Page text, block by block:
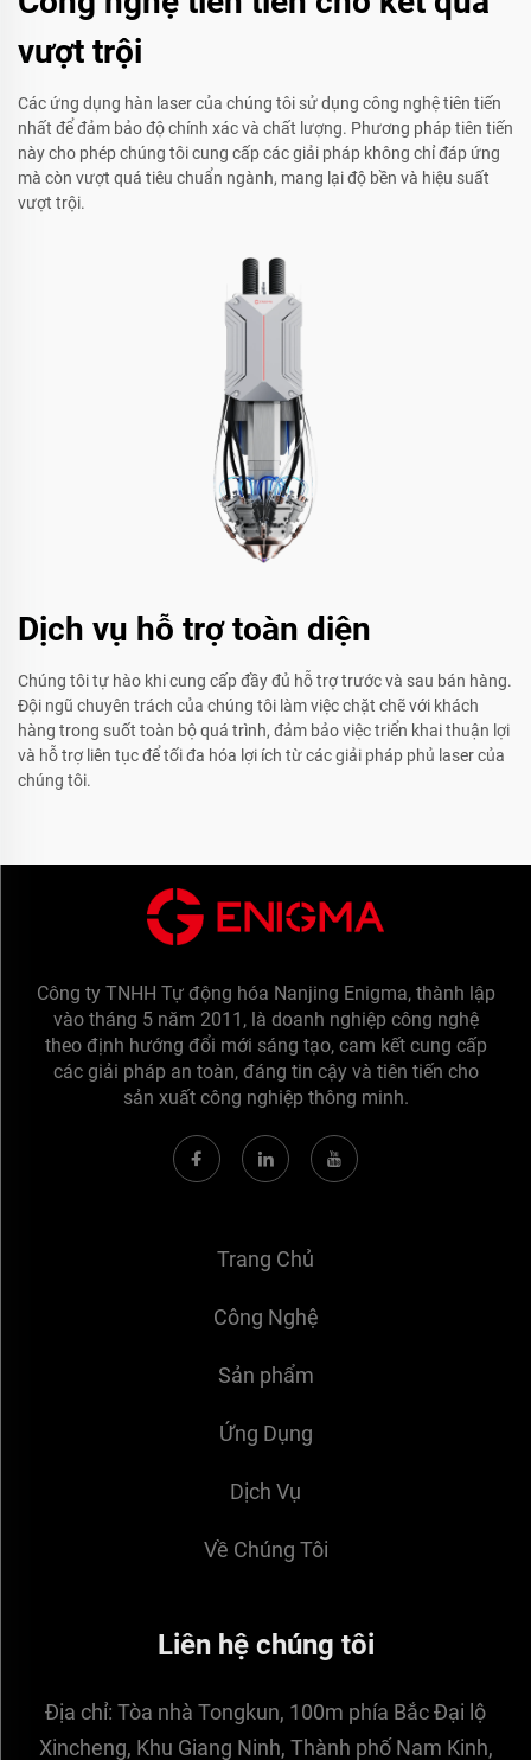
vượt trội
Các ứng dụng hàn laser của chúng tôi sử dụng công nghệ tiên tiến
nhất để đảm bảo độ chính xác và chất lượng. Phương pháp tiên tiến
này cho phép chúng tôi cung cấp các giải pháp không chỉ đáp ứng
mà còn vượt quá tiêu chuẩn ngành, mang lại độ bền và hiệu suất
vượt trội.
Dịch vụ hỗ trợ toàn diện
Chúng tôi tự hào khi cung cấp đầy đủ hỗ trợ trước và sau bán hàng.
Đội ngũ chuyên trách của chúng tôi làm việc chặt chẽ với khách
hàng trong suốt toàn bộ quá trình, đảm bảo việc triển khai thuận lợi
và hỗ trợ liên tục để tối đa hóa lợi ích từ các giải pháp phủ laser của
chúng tôi.
Công ty TNHH Tự động hóa Nanjing Enigma, thành lập
vào tháng 5 năm 2011, là doanh nghiệp công nghệ
theo định hướng đổi mới sáng tạo, cam kết cung cấp
các giải pháp an toàn, đáng tin cậy và tiên tiến cho
sản xuất công nghiệp thông minh.
Trang Chủ
Công Nghệ
Sản phẩm
Ứng Dụng
Dịch Vụ
Về Chúng Tôi
Liên hệ chúng tôi
Địa chỉ: Tòa nhà Tongkun, 100m phía Bắc Đại lộ
Xincheng, Khu Giang Ninh, Thành phố Nam Kinh,